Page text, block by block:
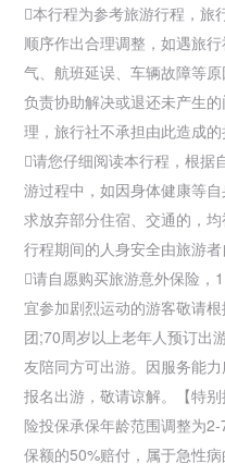
本行程为参考旅游行程，旅
顺序作出合理调整，如遇旅
气、航班延误、车辆故障等
负责协助解决或退还未产生
理，旅行社不承担由此造成
请您仔细阅读本行程，根据
游过程中，如因身体健康等
求放弃部分住宿、交通的，
行程期间的人身安全由旅游者
请自愿购买旅游意外保险，
宜参加剧烈运动的游客敬请
团;70周岁以上老年人预订出
友陪同方可出游。因服务能
报名出游，敬请谅解。【特
险投保承保年龄范围调整为
保额的50%赔付，属于急性